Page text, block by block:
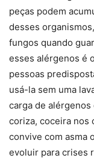
peças podem
desses
fungos quando
esses alérgenos é
pessoas
usá-la sem uma
carga de
coriza, coceira nos
convive com asma
evoluir para crises